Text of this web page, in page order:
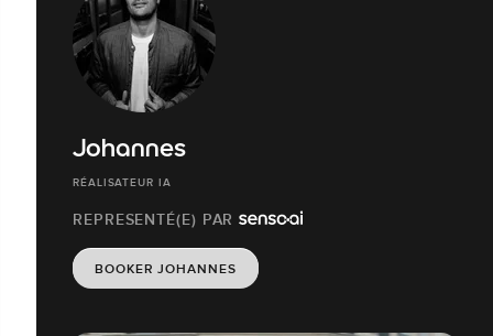
Johannes
RÉALISATEUR IA
REPRESENTÉ(E) PAR
BOOKER JOHANNES